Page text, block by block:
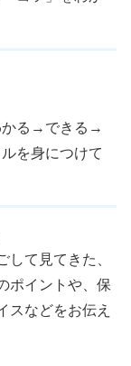
かる→できる→
を身につけて
して見てきた、
ポイントや、保
スなどをお伝え